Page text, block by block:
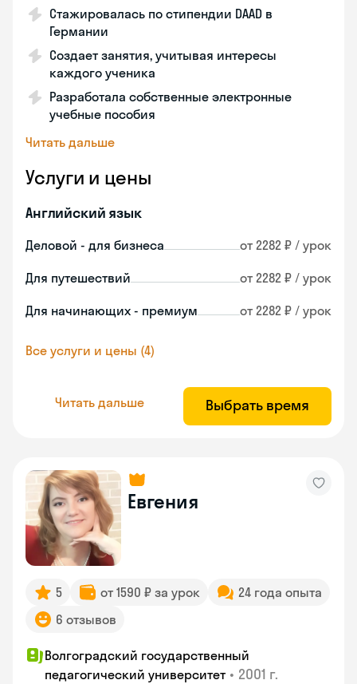
Стажировалась по стипендии DAAD в
Германии
Создает занятия, учитывая интересы
каждого ученика
Разработала собственные электронные
учебные пособия
Читать дальше
Услуги и цены
Английский язык
Деловой - для бизнеса от 2282 ₽ / урок
Для путешествий от 2282 ₽ / урок
Для начинающих - премиум от 2282 ₽ / урок
Все услуги и цены (4)
Читать дальше Выбрать время
Евгения
5 от 1590 ₽ за урок
24 года опыта
6 отзывов
Волгоградский государственный
педагогический университет • 2001 г.